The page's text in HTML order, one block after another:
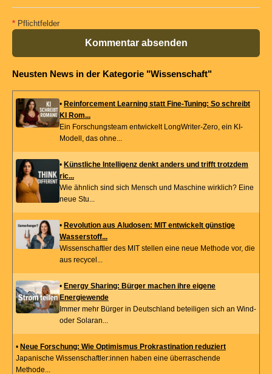
* Pflichtfelder
Kommentar absenden
Neusten News in der Kategorie "Wissenschaft"
• Reinforcement Learning statt Fine-Tuning: So schreibt
KI Rom...
Ein Forschungsteam entwickelt LongWriter-Zero, ein KI-
Modell, das ohne...
• Künstliche Intelligenz denkt anders und trifft trotzdem
ric...
Wie ähnlich sind sich Mensch und Maschine wirklich? Eine
neue Stu...
• Revolution aus Aludosen: MIT entwickelt günstige
Wasserstoff...
Wissenschaftler des MIT stellen eine neue Methode vor, die
aus recycel...
• Energy Sharing: Bürger machen ihre eigene
Energiewende
Immer mehr Bürger in Deutschland beteiligen sich an Wind-
oder Solaran...
• Neue Forschung: Wie Optimismus Prokrastination reduziert
Japanische Wissenschaftler:innen haben eine überraschende
Methode...